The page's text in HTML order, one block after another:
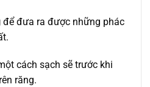
để đưa ra được những phác
cách sạch sẽ trước khi
răng.